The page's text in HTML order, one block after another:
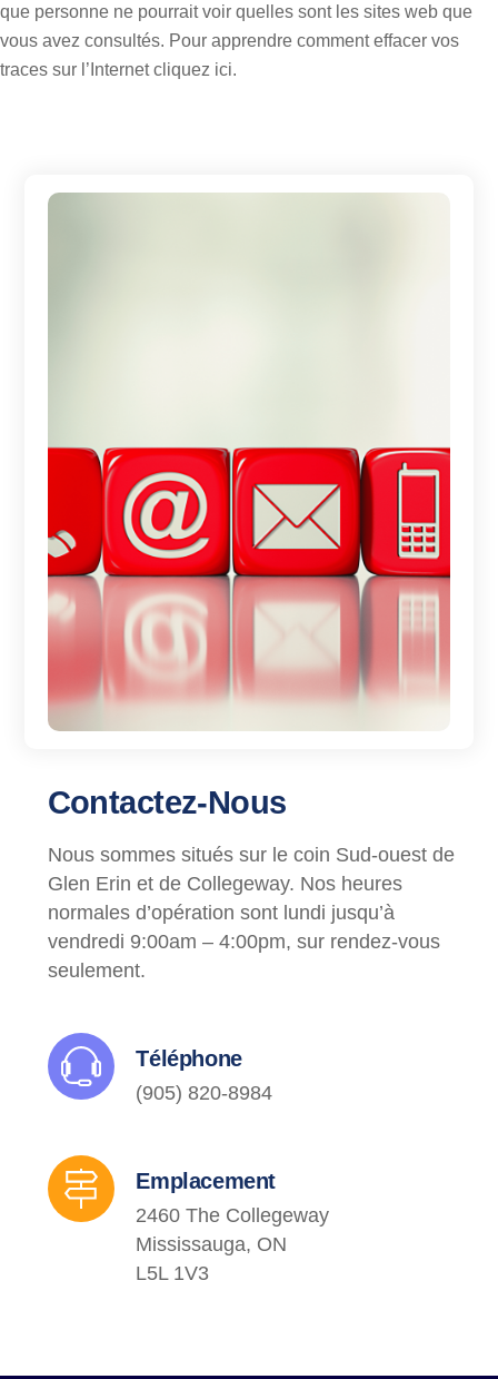
que personne ne pourrait voir quelles sont les sites web que
vous avez consultés. Pour apprendre comment effacer vos
traces sur l’Internet cliquez ici.
Contactez-Nous
Nous sommes situés sur le coin Sud-ouest de
Glen Erin et de Collegeway. Nos heures
normales d’opération sont lundi jusqu’à
vendredi 9:00am – 4:00pm, sur rendez-vous
seulement.
Téléphone
(905) 820-8984
Emplacement
2460 The Collegeway
Mississauga, ON
L5L 1V3